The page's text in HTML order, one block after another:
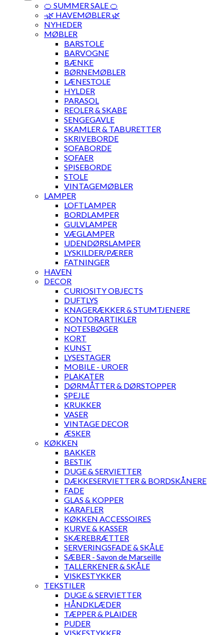
🍊 SUMMER SALE 🍊
·🌿 HAVEMØBLER 🌿
NYHEDER
MØBLER
BARSTOLE
BARVOGNE
BÆNKE
BØRNEMØBLER
LÆNESTOLE
HYLDER
PARASOL
REOLER & SKABE
SENGEGAVLE
SKAMLER & TABURETTER
SKRIVEBORDE
SOFABORDE
SOFAER
SPISEBORDE
STOLE
VINTAGEMØBLER
LAMPER
LOFTLAMPER
BORDLAMPER
GULVLAMPER
VÆGLAMPER
UDENDØRSLAMPER
LYSKILDER/PÆRER
FATNINGER
HAVEN
DECOR
CURIOSITY OBJECTS
DUFTLYS
KNAGERÆKKER & STUMTJENERE
KONTORARTIKLER
NOTESBØGER
KORT
KUNST
LYSESTAGER
MOBILE - UROER
PLAKATER
DØRMÅTTER & DØRSTOPPER
SPEJLE
KRUKKER
VASER
VINTAGE DECOR
ÆSKER
KØKKEN
BAKKER
BESTIK
DUGE & SERVIETTER
DÆKKESERVIETTER & BORDSKÅNERE
FADE
GLAS & KOPPER
KARAFLER
KØKKEN ACCESSOIRES
KURVE & KASSER
SKÆREBRÆTTER
SERVERINGSFADE & SKÅLE
SÆBER - Savon de Marseille
TALLERKENER & SKÅLE
VISKESTYKKER
TEKSTILER
DUGE & SERVIETTER
HÅNDKLÆDER
TÆPPER & PLAIDER
PUDER
VISKESTYKKER